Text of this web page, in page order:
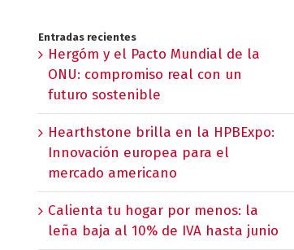
Entradas recientes
Hergóm y el Pacto Mundial de la
ONU: compromiso real con un
futuro sostenible
Hearthstone brilla en la HPBExpo:
Innovación europea para el
mercado americano
Calienta tu hogar por menos: la
leña baja al 10% de IVA hasta junio